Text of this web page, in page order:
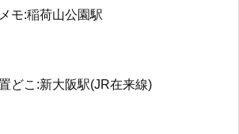
モ:稲荷山公園駅
どこ:新大阪駅(JR在来線)